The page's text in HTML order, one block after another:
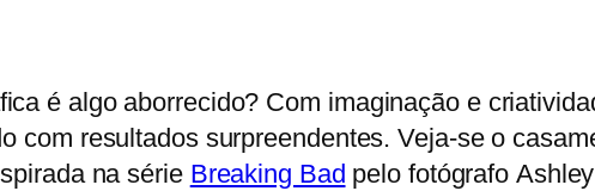
é algo aborrecido? Com imaginação e
com resultados surpreendentes. Veja-se o
na série Breaking Bad pelo fotógrafo